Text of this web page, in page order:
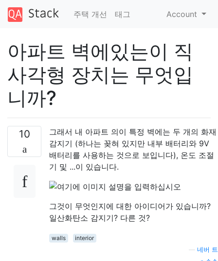
주택 개선 태그 Account
아파트 벽에있는이 직
사각형 장치는 무엇입
니까?
10
그래서 내 아파트 의이 특정 벽에는 두 개의 화재
감지기 (하나는 꽂혀 있지만 내부 배터리와 9V
배터리를 사용하는 것으로 보입니다), 온도 조절
기 및 ...이 있습니다.
그것이 무엇인지에 대한 아이디어가 있습니까?
일산화탄소 감지기? 다른 것?
walls
interior
네버 트